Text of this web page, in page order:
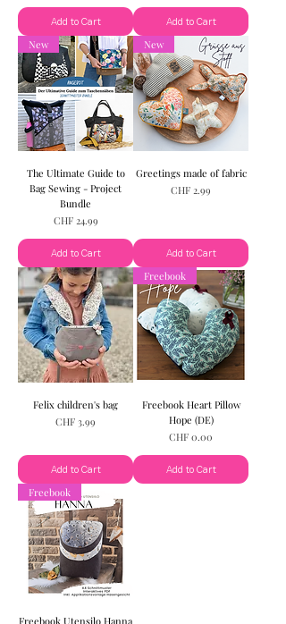
Add to Cart Add to Cart
New
The Ultimate Guide to
Bag Sewing - Project
Bundle
Price
CHF 24.99
Add to Cart
New
Greetings made of fabric
Price
CHF 2.99
Add to Cart
Felix children's bag
Price
CHF 3.99
Add to Cart
Freebook
Freebook Heart Pillow
Hope (DE)
Price
CHF 0.00
Add to Cart
Freebook
Freebook Utensilo Hanna